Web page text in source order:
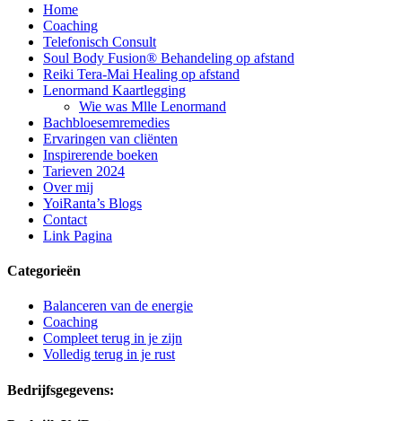
Home
Coaching
Telefonisch Consult
Soul Body Fusion® Behandeling op afstand
Reiki Tera-Mai Healing op afstand
Lenormand Kaartlegging
Wie was Mlle Lenormand
Bachbloesemremedies
Ervaringen van cliënten
Inspirerende boeken
Tarieven 2024
Over mij
YoiRanta’s Blogs
Contact
Link Pagina
Categorieën
Balanceren van de energie
Coaching
Compleet terug in je zijn
Volledig terug in je rust
Bedrijfsgegevens: